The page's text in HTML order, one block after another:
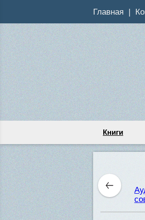
Главная
Книги